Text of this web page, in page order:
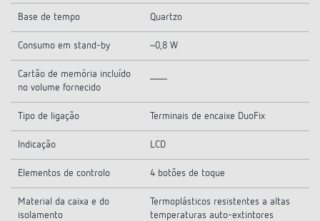
Base de tempo Quartzo
Consumo em stand-by ~0,8 W
Cartão de memória incluído
no volume fornecido
Tipo de ligação Terminais de encaixe DuoFix
Indicação LCD
Elementos de controlo 4 botões de toque
Material da caixa e do
isolamento
Termoplásticos resistentes a altas
temperaturas auto-extintores